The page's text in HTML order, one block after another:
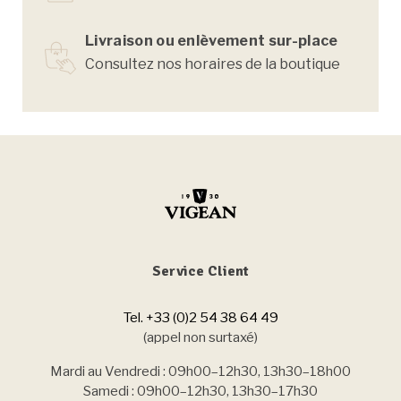
Livraison ou enlèvement sur-place
Consultez nos horaires de la boutique
Service Client
Tel. +33 (0)2 54 38 64 49
(appel non surtaxé)
Mardi au Vendredi : 09h00–12h30, 13h30–18h00
Samedi : 09h00–12h30, 13h30–17h30